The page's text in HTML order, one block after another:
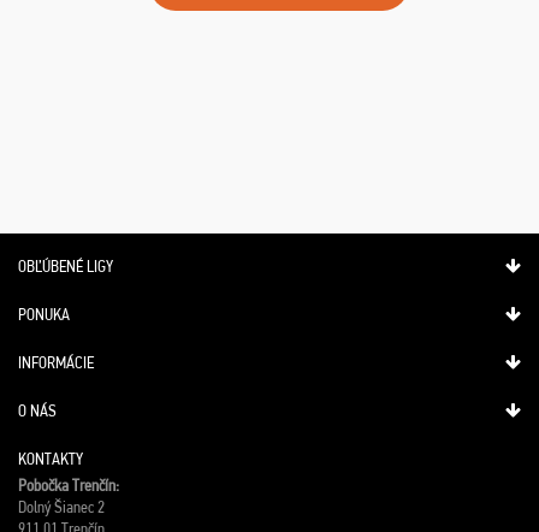
OBĽÚBENÉ LIGY
PONUKA
INFORMÁCIE
O NÁS
KONTAKTY
Pobočka Trenčín:
Dolný Šianec 2